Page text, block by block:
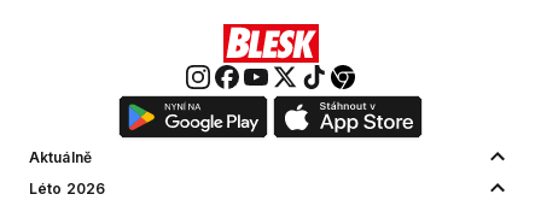
Aktuálně
Léto 2026